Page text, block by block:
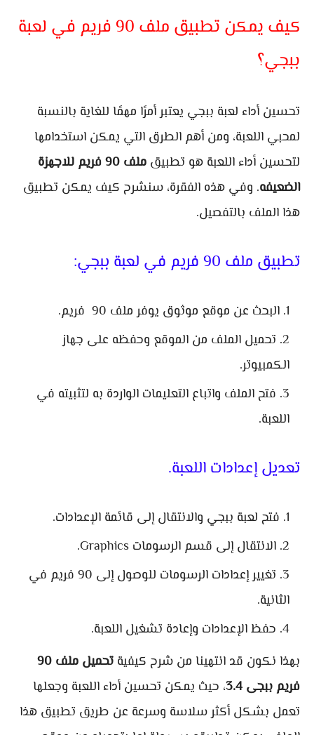
كيف يمكن تطبيق ملف 90 فريم في لعبة
ببجي؟
تحسين أداء لعبة ببجي يعتبر أمرًا مهمًا للغاية بالنسبة
لمحبي اللعبة، ومن أهم الطرق التي يمكن استخدامها
لتحسين أداء اللعبة هو تطبيق
ملف 90 فريم للاجهزة
الضعيفه. وفي هذه الفقرة، سنشرح كيف يمكن تطبيق
هذا الملف بالتفصيل.
تطبيق ملف 90 فريم في لعبة ببجي:
البحث عن موقع موثوق يوفر ملف 90 فريم.
تحميل الملف من الموقع وحفظه على جهاز
الكمبيوتر.
فتح الملف واتباع التعليمات الواردة به لتثبيته في
اللعبة.
تعديل إعدادات اللعبة.
فتح لعبة ببجي والانتقال إلى قائمة الإعدادات.
الانتقال إلى قسم الرسومات Graphics.
تغيير إعدادات الرسومات للوصول إلى 90 فريم في
الثانية.
حفظ الإعدادات وإعادة تشغيل اللعبة.
بهذا نكون قد انتهينا من شرح كيفية
تحميل ملف 90
فريم ببجى 3.4
، حيث يمكن تحسين أداء اللعبة وجعلها
تعمل بشكل أكثر سلاسة وسرعة عن طريق تطبيق هذا